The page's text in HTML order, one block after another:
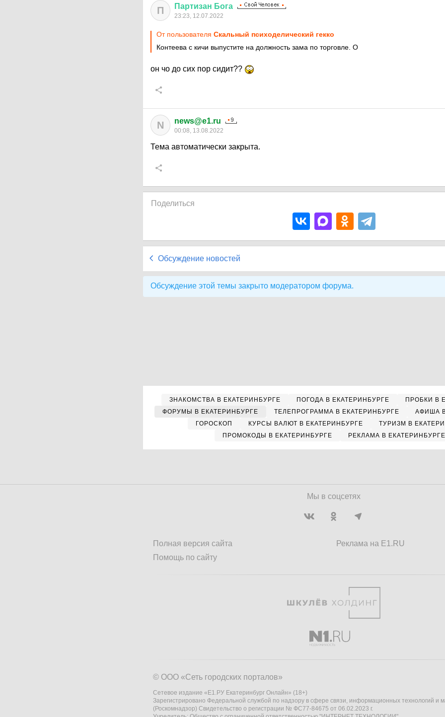
П Партизан Бога
23:23, 12.07.2022
От пользователя Скальный психоделический гекко
Контеева с кичи выпустите на должность зама по торговле. О
он чо до сих пор сидит??
N news@e1.ru
00:08, 13.08.2022
Тема автоматически закрыта.
Поделиться
Обсуждение новостей
Обсуждение этой темы закрыто модератором форума.
ЗНАКОМСТВА В ЕКАТЕРИНБУРГЕ ПОГОДА В ЕКАТЕРИНБУРГЕ
ПРОБКИ В
ФОРУМЫ В ЕКАТЕРИНБУРГЕ
ТЕЛЕПРОГРАММА В ЕКАТЕРИНБУРГЕ
АФИША
ГОРОСКОП
КУРСЫ ВАЛЮТ В ЕКАТЕРИНБУРГЕ
ТУРИЗМ В
ПРОМОКОДЫ В ЕКАТЕРИНБУРГЕ
РЕКЛАМА В ЕКАТЕРИНБУРГЕ
Мы в соцсетях
Полная версия сайта
Помощь по сайту
Реклама на E1.RU
© ООО «Сеть городских порталов»
Сетевое издание «Е1.РУ Екатеринбург Онлайн» (18+)
Зарегистрировано Федеральной службой по надзору в сфере связи, информационных технологий и
(Роскомнадзор) Свидетельство о регистрации № ФС77-84675 от 06.02.2023 г.